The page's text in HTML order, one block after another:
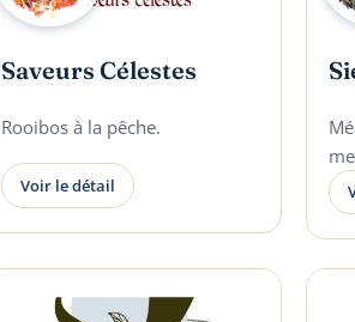
Saveurs Célestes
Rooibos à la pêche.
Voir le détail